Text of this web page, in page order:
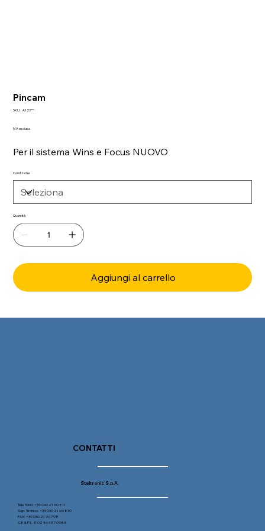
Pincam
SKU: SKU
A123***
IVA esclusa
Per il sistema Wins e Focus NUOVO
Condizione
Quantità
Aggiungi al carrello
Steltronic S.p.A.
Telefono: +39 030 21 90 811
Sup. Tecnico: +39 030 21 90 830
FAX: +39 030 21 90 798
C.F. & P.I. : IT 02464870985
CONTATTI